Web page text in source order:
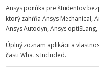
Ansys ponúka pre študentov
ktorý zahŕňa Ansys Mechanical,
Ansys Autodyn, Ansys
Úplný zoznam aplikácii a
časti What's Included.